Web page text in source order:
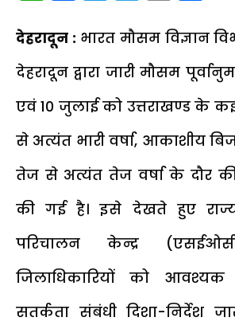
देहरादून : भारत मौसम विज्ञान
देहरादून द्वारा जारी मौसम
एवं 10 जुलाई को उत्तराखण्ड के
से अत्यंत भारी वर्षा, आकाशीय
तेज से अत्यंत तेज वर्षा के दौर
की गई है। इसे देखते हुए
परिचालन केन्द्र
जिलाधिकारियों को आवश्यक
सतर्कता संबंधी दिशा-निर्देश